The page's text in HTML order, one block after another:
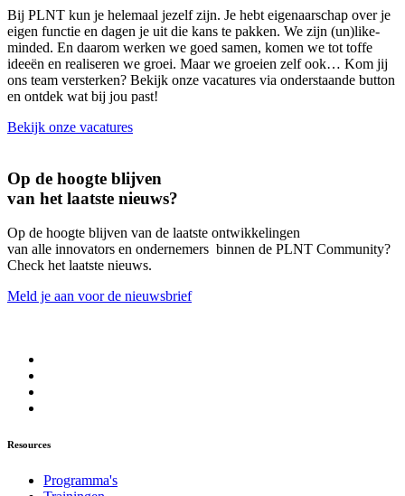
Bij PLNT kun je helemaal jezelf zijn. Je hebt eigenaarschap over je
eigen functie en dagen je uit die kans te pakken. We zijn (un)like-
minded. En daarom werken we goed samen, komen we tot toffe
ideeën en realiseren we groei. Maar we groeien zelf ook… Kom jij
ons team versterken? Bekijk onze vacatures via onderstaande button
en ontdek wat bij jou past!
Bekijk onze vacatures
Op de hoogte blijven
van het laatste nieuws?
Op de hoogte blijven van de laatste ontwikkelingen
van alle innovators en ondernemers binnen de PLNT Community?
Check het laatste nieuws.
Meld je aan voor de nieuwsbrief
Resources
Programma's